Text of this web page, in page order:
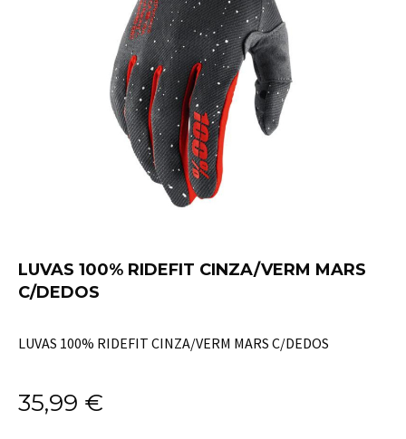
LUVAS 100% RIDEFIT CINZA/VERM MARS
C/DEDOS
LUVAS 100% RIDEFIT CINZA/VERM MARS C/DEDOS
35,99 €